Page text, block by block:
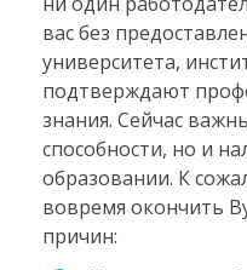
вас без
университета,
подтверждают
знания. Сейчас
способности, но и
образовании. К
вовремя окончить
причин: